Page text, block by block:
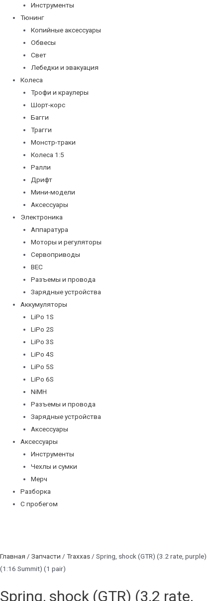
Инструменты
Тюнинг
Копийные аксессуары
Обвесы
Свет
Лебедки и эвакуация
Колеса
Трофи и краулеры
Шорт-корс
Багги
Трагги
Монстр-траки
Колеса 1:5
Ралли
Дрифт
Мини-модели
Аксессуары
Электроника
Аппаратура
Моторы и регуляторы
Сервоприводы
BEC
Разъемы и провода
Зарядные устройства
Аккумуляторы
LiPo 1S
LiPo 2S
LiPo 3S
LiPo 4S
LiPo 5S
LiPo 6S
NiMH
Разъемы и провода
Зарядные устройства
Аксессуары
Аксессуары
Инструменты
Чехлы и сумки
Мерч
Разборка
С пробегом
Главная / Запчасти / Traxxas / Spring, shock (GTR) (3.2 rate, purple)
(1:16 Summit) (1 pair)
Spring, shock (GTR) (3.2 rate,